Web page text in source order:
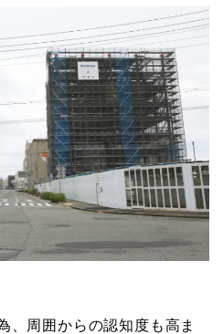
、周囲からの認知度も高ま